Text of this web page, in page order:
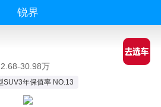
锐界
30.98万
SUV3年保值率 NO.13